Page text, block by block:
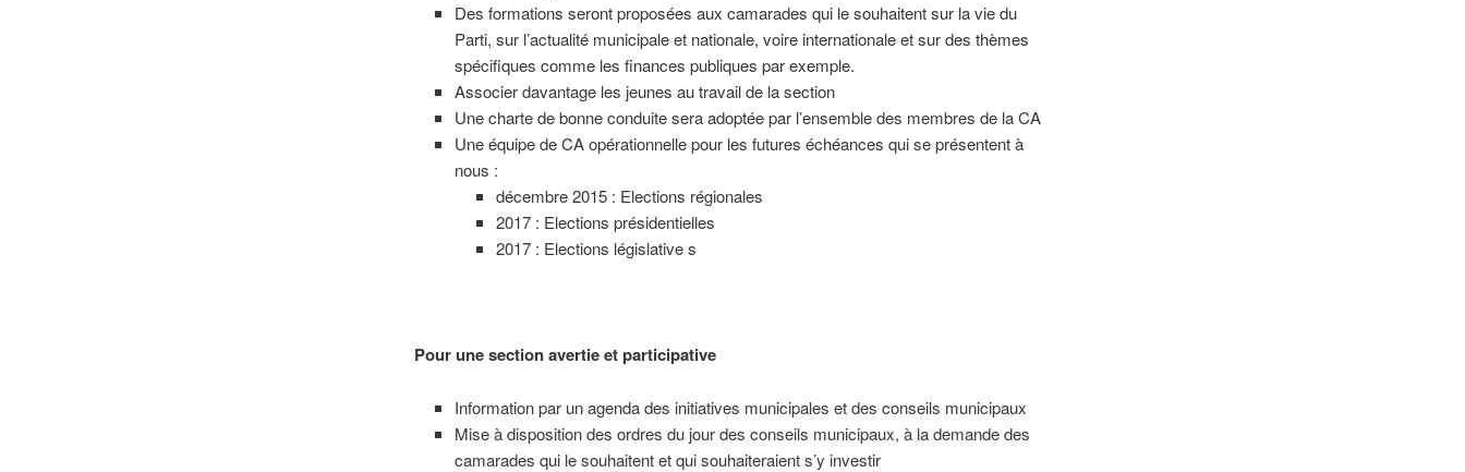
Des formations seront proposées aux camarades qui le souhaitent sur la vie du
Parti, sur l’actualité municipale et nationale, voire internationale et sur des thèmes
spécifiques comme les finances publiques par exemple.
Associer davantage les jeunes au travail de la section
Une charte de bonne conduite sera adoptée par l’ensemble des membres de la CA
Une équipe de CA opérationnelle pour les futures échéances qui se présentent à
nous :
décembre 2015 : Elections régionales
2017 : Elections présidentielles
2017 : Elections législative s
Pour une section avertie et participative
Information par un agenda des initiatives municipales et des conseils municipaux
Mise à disposition des ordres du jour des conseils municipaux, à la demande des
camarades qui le souhaitent et qui souhaiteraient s’y investir